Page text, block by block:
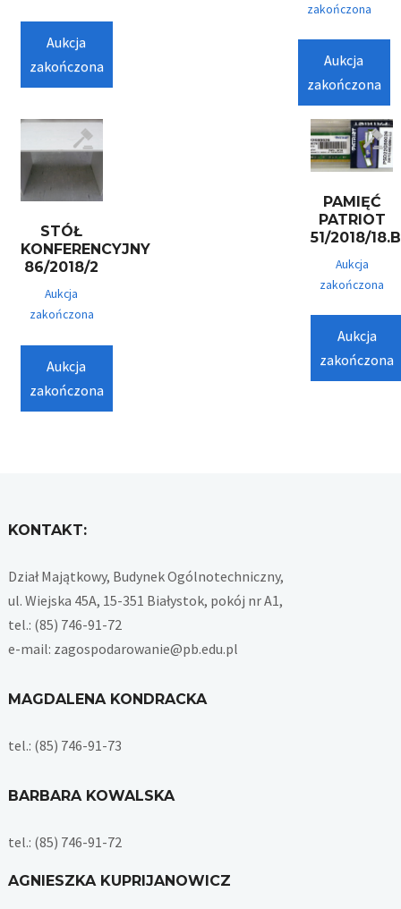
Aukcja
zakończona
zakończona
Aukcja
zakończona
STÓŁ
KONFERENCYJNY
86/2018/2
Aukcja
zakończona
Aukcja
zakończona
PAMIĘĆ
PATRIOT
51/2018/18.B
Aukcja
zakończona
Aukcja
zakończona
KONTAKT:
Dział Majątkowy, Budynek Ogólnotechniczny,
ul. Wiejska 45A, 15-351 Białystok, pokój nr A1,
tel.: (85) 746-91-72
e-mail: zagospodarowanie@pb.edu.pl
MAGDALENA KONDRACKA
tel.: (85) 746-91-73
BARBARA KOWALSKA
tel.: (85) 746-91-72
AGNIESZKA KUPRIJANOWICZ